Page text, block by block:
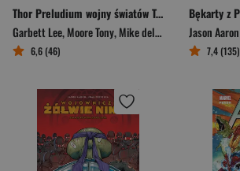
Thor Preludium wojny światów Tom 2
Garbett Lee,Moore Tony,Mike del Mu Jason Aaron
6,6 (46)
Jason Aaron
7,4 (135)